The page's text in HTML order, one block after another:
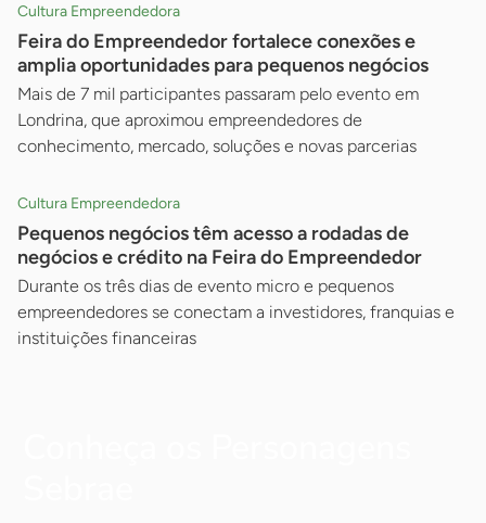
Cultura Empreendedora
Feira do Empreendedor fortalece conexões e
amplia oportunidades para pequenos negócios
Mais de 7 mil participantes passaram pelo evento em
Londrina, que aproximou empreendedores de
conhecimento, mercado, soluções e novas parcerias
Cultura Empreendedora
Pequenos negócios têm acesso a rodadas de
negócios e crédito na Feira do Empreendedor
Durante os três dias de evento micro e pequenos
empreendedores se conectam a investidores, franquias e
instituições financeiras